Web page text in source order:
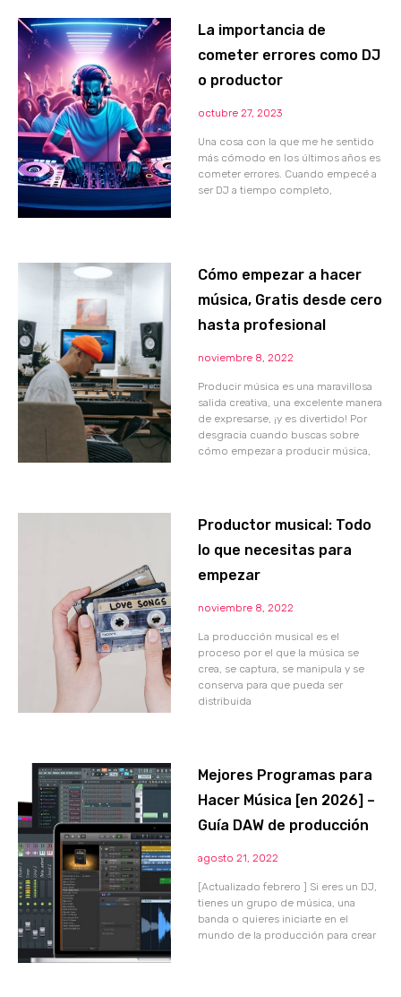
La importancia de
cometer errores como DJ
o productor
octubre 27, 2023
Una cosa con la que me he sentido
más cómodo en los últimos años es
cometer errores. Cuando empecé a
ser DJ a tiempo completo,
Cómo empezar a hacer
música, Gratis desde cero
hasta profesional
noviembre 8, 2022
Producir música es una maravillosa
salida creativa, una excelente manera
de expresarse, ¡y es divertido! Por
desgracia cuando buscas sobre
cómo empezar a producir música,
Productor musical: Todo
lo que necesitas para
empezar
noviembre 8, 2022
La producción musical es el
proceso por el que la música se
crea, se captura, se manipula y se
conserva para que pueda ser
distribuida
Mejores Programas para
Hacer Música [en 2026] –
Guía DAW de producción
agosto 21, 2022
[Actualizado febrero ] Si eres un DJ,
tienes un grupo de música, una
banda o quieres iniciarte en el
mundo de la producción para crear